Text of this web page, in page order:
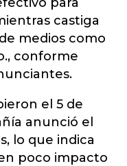
castiga
medios como
conforme
el 5 de
anunció el
lo que indica
poco impacto